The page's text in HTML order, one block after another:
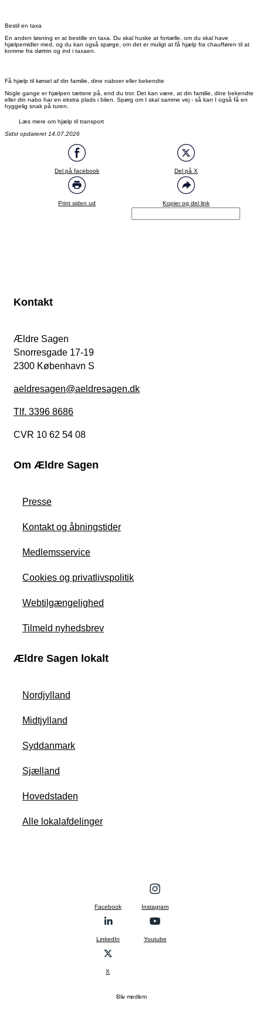
Bestil en taxa
En anden løsning er at bestille en taxa. Du skal huske at fortælle, om du skal have
hjælpemidler med, og du kan også spørge, om det er muligt at få hjælp fra chaufføren til at
komme fra dørtrin og ind i taxaen.
Få hjælp til kørsel af din familie, dine naboer eller bekendte
Nogle gange er hjælpen tættere på, end du tror. Det kan være, at din familie, dine bekendte
eller din nabo har en ekstra plads i bilen. Spørg om I skal samme vej - så kan I også få en
hyggelig snak på turen.
Læs mere om hjælp til transport
Sidst opdateret 14.07.2026
Del på facebook Del på X
Print siden ud Kopier og del link
Kontakt
Ældre Sagen
Snorresgade 17-19
2300 København S
aeldresagen@aeldresagen.dk
Tlf. 3396 8686
CVR 10 62 54 08
Om Ældre Sagen
Presse
Kontakt og åbningstider
Medlemsservice
Cookies og privatlivspolitik
Webtilgængelighed
Tilmeld nyhedsbrev
Ældre Sagen lokalt
Nordjylland
Midtjylland
Syddanmark
Sjælland
Hovedstaden
Alle lokalafdelinger
Facebook Instagram
LinkedIn Youtube
X
Bliv medlem